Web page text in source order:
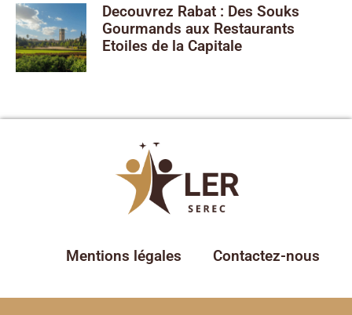
Decouvrez Rabat : Des Souks
Gourmands aux Restaurants
Etoiles de la Capitale
Mentions légales Contactez-nous